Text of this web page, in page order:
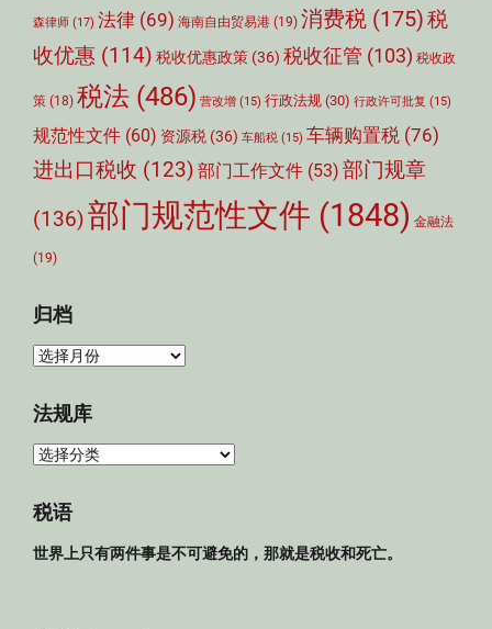
森律师 (17) 法律 (69) 海南自由贸易港 (19) 消费税 (175)税
收优惠 (114) 税收优惠政策 (36) 税收征管 (103) 税收政
策 (18) 税法 (486) 营改增 (15) 行政法规 (30) 行政许可批复 (15)
规范性文件 (60) 资源税 (36) 车船税 (15) 车辆购置税 (76)
进出口税收 (123) 部门工作文件 (53) 部门规章
(136)部门规范性文件 (1848) 金融法
(19)
归档
归
法规库
法
库
税语
世界上只有两件事是不可避免的，那就是税收和死亡。